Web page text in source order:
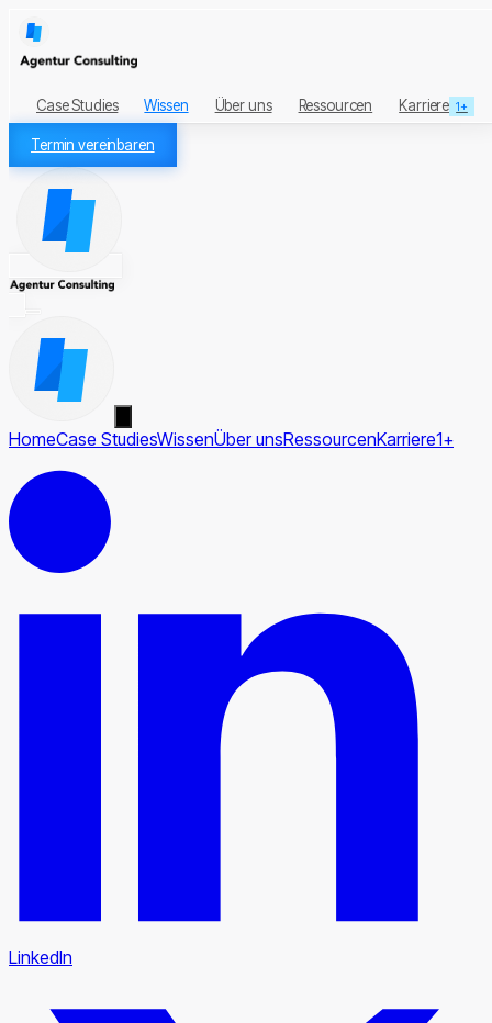
Case Studies Wissen Über uns Ressourcen Karriere 1+
Termin vereinbaren
HomeCase StudiesWissenÜber unsRessourcenKarriere1+
LinkedIn